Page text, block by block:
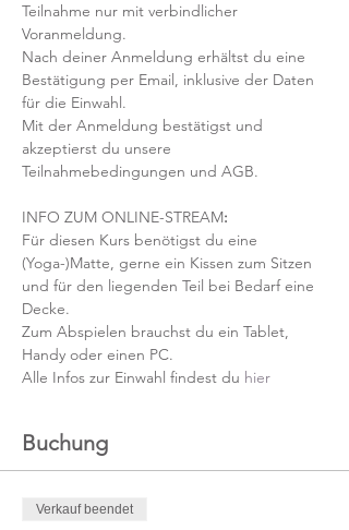
Teilnahme nur mit verbindlicher
Voranmeldung.
Nach deiner Anmeldung erhältst du eine
Bestätigung per Email, inklusive der Daten
für die Einwahl.
Mit der Anmeldung bestätigst und
akzeptierst du unsere
Teilnahmebedingungen und AGB.
INFO ZUM ONLINE-STREAM:
Für diesen Kurs benötigst du eine
(Yoga-)Matte, gerne ein Kissen zum Sitzen
und für den liegenden Teil bei Bedarf eine
Decke.
Zum Abspielen brauchst du ein Tablet,
Handy oder einen PC.
Alle Infos zur Einwahl findest du hier
Buchung
Verkauf beendet